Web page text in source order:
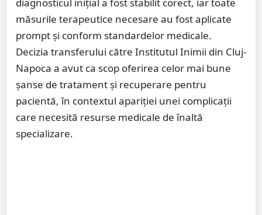
măsurile terapeutice necesare au fost aplicate
prompt și conform standardelor medicale.
Decizia transferului către Institutul Inimii din Cluj-
Napoca a avut ca scop oferirea celor mai bune
șanse de tratament și recuperare pentru
pacientă, în contextul apariției unei complicații
care necesită resurse medicale de înaltă
specializare.